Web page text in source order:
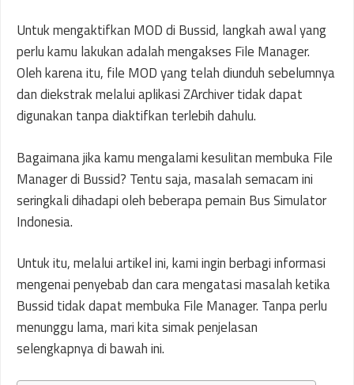
Untuk mengaktifkan MOD di Bussid, langkah awal yang
perlu kamu lakukan adalah mengakses File Manager.
Oleh karena itu, file MOD yang telah diunduh sebelumnya
dan diekstrak melalui aplikasi ZArchiver tidak dapat
digunakan tanpa diaktifkan terlebih dahulu.
Bagaimana jika kamu mengalami kesulitan membuka File
Manager di Bussid? Tentu saja, masalah semacam ini
seringkali dihadapi oleh beberapa pemain Bus Simulator
Indonesia.
Untuk itu, melalui artikel ini, kami ingin berbagi informasi
mengenai penyebab dan cara mengatasi masalah ketika
Bussid tidak dapat membuka File Manager. Tanpa perlu
menunggu lama, mari kita simak penjelasan
selengkapnya di bawah ini.